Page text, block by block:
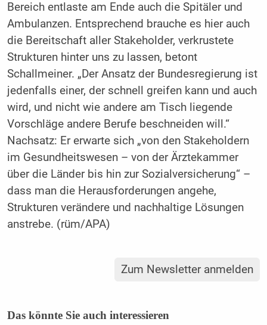
Bereich entlaste am Ende auch die Spitäler und
Ambulanzen. Entsprechend brauche es hier auch
die Bereitschaft aller Stakeholder, verkrustete
Strukturen hinter uns zu lassen, betont
Schallmeiner. „Der Ansatz der Bundesregierung ist
jedenfalls einer, der schnell greifen kann und auch
wird, und nicht wie andere am Tisch liegende
Vorschläge andere Berufe beschneiden will.“
Nachsatz: Er erwarte sich „von den Stakeholdern
im Gesundheitswesen – von der Ärztekammer
über die Länder bis hin zur Sozialversicherung“ –
dass man die Herausforderungen angehe,
Strukturen verändere und nachhaltige Lösungen
anstrebe. (rüm/APA)
Zum Newsletter anmelden
Das könnte Sie auch interessieren